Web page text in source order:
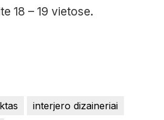
18 – 19 vietose.
interjero dizaineriai